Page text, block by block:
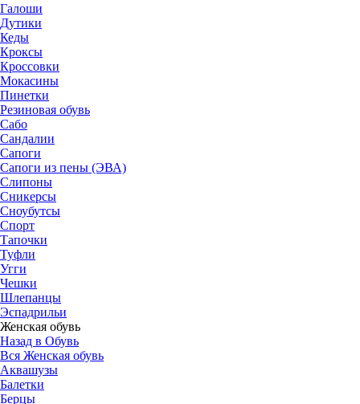
Галоши
Дутики
Кеды
Кроксы
Кроссовки
Мокасины
Пинетки
Резиновая обувь
Сабо
Сандалии
Сапоги
Сапоги из пены (ЭВА)
Слипоны
Сникерсы
Сноубутсы
Спорт
Тапочки
Туфли
Угги
Чешки
Шлепанцы
Эспадрильи
Женская обувь
Назад в Обувь
Вся Женская обувь
Аквашузы
Балетки
Берцы